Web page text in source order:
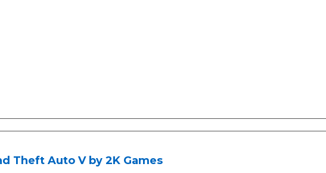
Theft Auto V by 2K Games